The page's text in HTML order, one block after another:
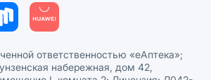
обработки персональных данных
ответственностью «еАптека»;
набережная, дом 42,